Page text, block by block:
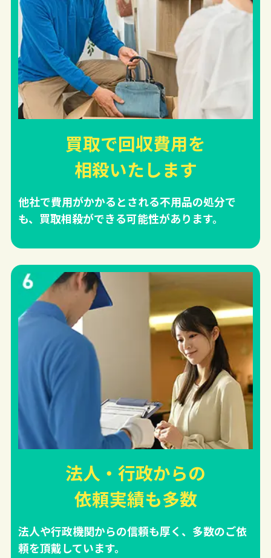
買取で回収費用を
相殺いたします
他社で費用がかかるとされる不用品の処分で
も、買取相殺ができる可能性があります。
法人・行政からの
依頼実績も多数
法人や行政機関からの信頼も厚く、多数のご依
頼を頂戴しています。